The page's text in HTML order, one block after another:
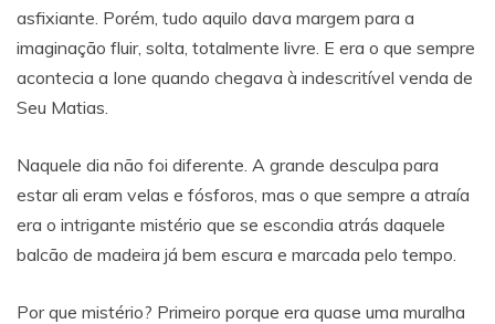
asfixiante. Porém, tudo aquilo dava margem para a
imaginação fluir, solta, totalmente livre. E era o que sempre
acontecia a Ione quando chegava à indescritível venda de
Seu Matias.
Naquele dia não foi diferente. A grande desculpa para
estar ali eram velas e fósforos, mas o que sempre a atraía
era o intrigante mistério que se escondia atrás daquele
balcão de madeira já bem escura e marcada pelo tempo.
Por que mistério? Primeiro porque era quase uma muralha